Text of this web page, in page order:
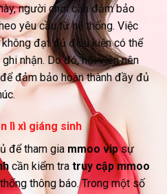
người chơi cần đảm bảo
yêu cầu từ hệ thống. Việc
đạt đủ điều kiện có thể
nhận. Do đó, hội viên nên
đảm bảo hoàn thành đầy đủ
lì xì giáng sinh
để tham gia mmoo vipsự
cần kiểm tra truy cập mmoo
thông báo. Trong một số